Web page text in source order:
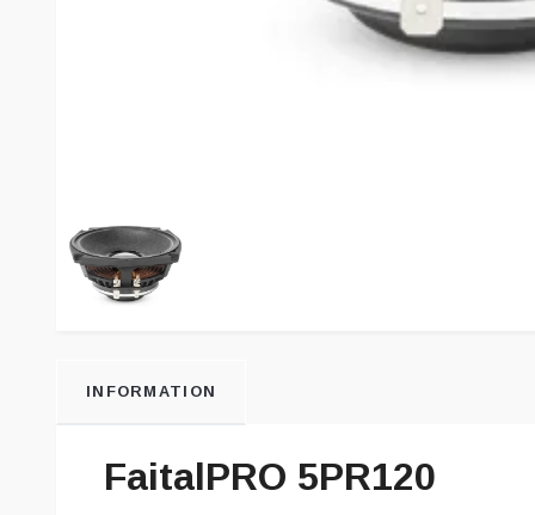
INFORMATION
FaitalPRO 5PR120